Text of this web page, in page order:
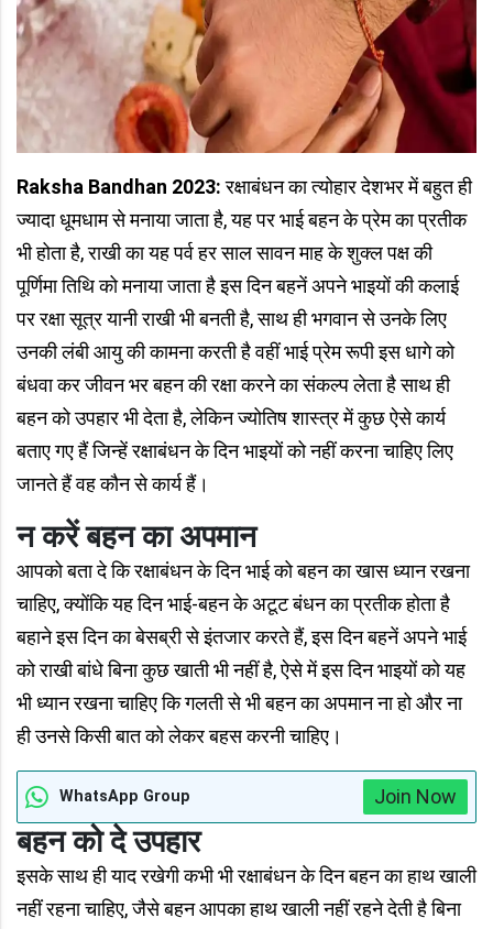
Raksha Bandhan 2023:रक्षाबंधन का त्योहार देशभर में बहुत ही
ज्यादा धूमधाम से मनाया जाता है, यह पर भाई बहन के प्रेम का प्रतीक
भी होता है, राखी का यह पर्व हर साल सावन माह के शुक्ल पक्ष की
पूर्णिमा तिथि को मनाया जाता है इस दिन बहनें अपने भाइयों की कलाई
पर रक्षा सूत्र यानी राखी भी बनती है, साथ ही भगवान से उनके लिए
उनकी लंबी आयु की कामना करती है वहीं भाई प्रेम रूपी इस धागे को
बंधवा कर जीवन भर बहन की रक्षा करने का संकल्प लेता है साथ ही
बहन को उपहार भी देता है, लेकिन ज्योतिष शास्त्र में कुछ ऐसे कार्य
बताए गए हैं जिन्हें रक्षाबंधन के दिन भाइयों को नहीं करना चाहिए लिए
जानते हैं वह कौन से कार्य हैं।
न करें बहन का अपमान
आपको बता दे कि रक्षाबंधन के दिन भाई को बहन का खास ध्यान रखना
चाहिए, क्योंकि यह दिन भाई-बहन के अटूट बंधन का प्रतीक होता है
बहाने इस दिन का बेसब्री से इंतजार करते हैं, इस दिन बहनें अपने भाई
को राखी बांधे बिना कुछ खाती भी नहीं है, ऐसे में इस दिन भाइयों को यह
भी ध्यान रखना चाहिए कि गलती से भी बहन का अपमान ना हो और ना
ही उनसे किसी बात को लेकर बहस करनी चाहिए।
WhatsApp Group Join Now
बहन को दे उपहार
इसके साथ ही याद रखेगी कभी भी रक्षाबंधन के दिन बहन का हाथ खाली
नहीं रहना चाहिए, जैसे बहन आपका हाथ खाली नहीं रहने देती है बिना